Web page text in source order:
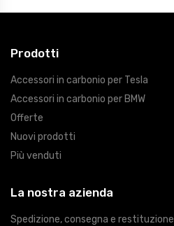
Prodotti
Accessori in carbonio per Tesla
Accessori in carbonio per BMW
Offerte
Nuovi prodotti
Più venduti
La nostra azienda
Spedizione, consegna e restituzione